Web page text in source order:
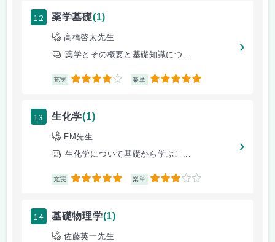
12 薬学基礎(1)
高橋啓太先生
薬学とその概要と基礎知識につ...
充実 4 楽単 5
13 生化学(1)
FM先生
生化学について基礎から学ぶこ...
充実 5 楽単 3
14 基礎物理学(1)
佐藤英一先生